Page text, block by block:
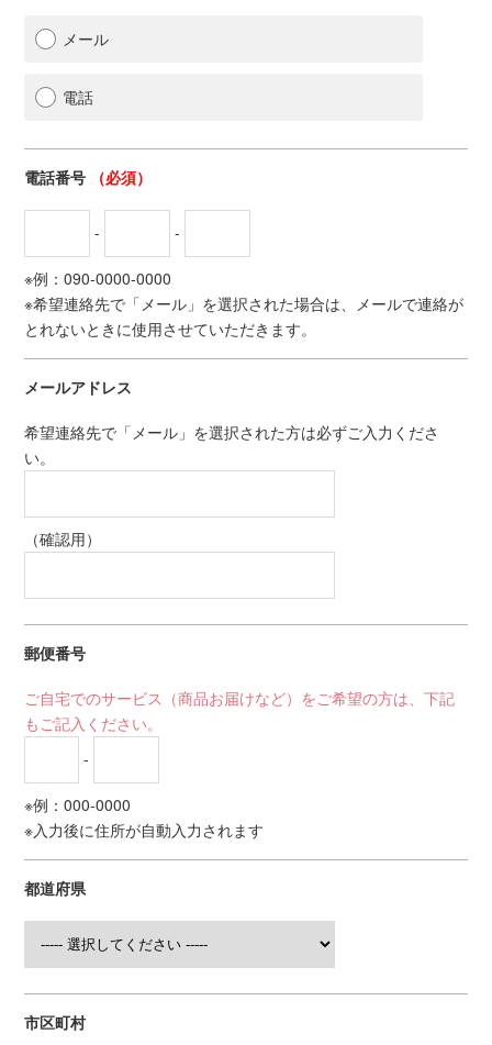
メール
電話
電話番号 （必須）
- -
※例：090-0000-0000
※希望連絡先で「メール」を選択された場合は、メールで連絡が
とれないときに使用させていただきます。
メールアドレス
希望連絡先で「メール」を選択された方は必ずご入力くださ
い。
（確認用）
郵便番号
ご自宅でのサービス（商品お届けなど）をご希望の方は、下記
もご記入ください。
-
※例：000-0000
※入力後に住所が自動入力されます
都道府県
市区町村